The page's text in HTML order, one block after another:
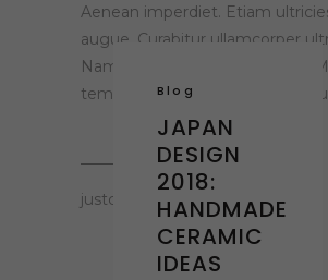
Aenean imperdiet. Etiam
augue. Curabitur ullamcorper
Nam eget dui. Etiam rhoncus.
tempus, tellus eget
justclaying.gr
Blog
JAPAN
DESIGN
2018:
HANDMADE
CERAMIC
IDEAS